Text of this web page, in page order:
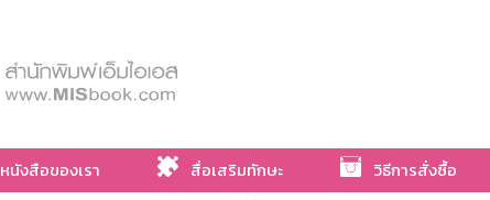
หนังสือของเรา สื่อเสริมทักษะ วิธีการสั่งซื้อ